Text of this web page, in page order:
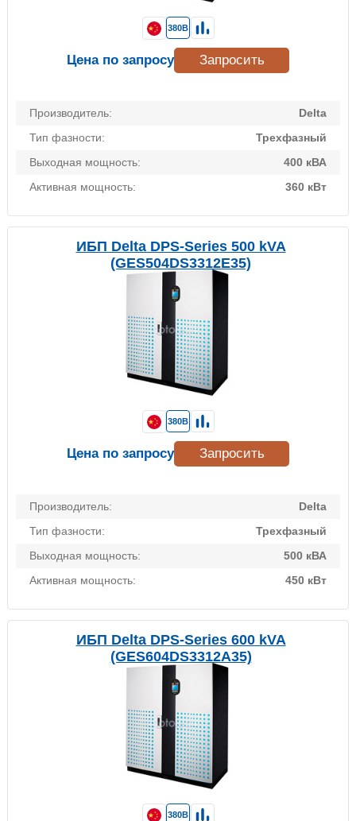
Производитель:
Delta
Тип фазности:
Трехфазный
Выходная мощность:
400 кВА
Активная мощность:
360 кВт
380В
Цена по запросу Запросить
ИБП Delta DPS-Series 500 kVA
(GES504DS3312E35)
Производитель:
Delta
Тип фазности:
Трехфазный
Выходная мощность:
500 кВА
Активная мощность:
450 кВт
380В
Цена по запросу Запросить
ИБП Delta DPS-Series 600 kVA
(GES604DS3312A35)
380В